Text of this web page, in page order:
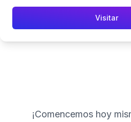
Visitar
¡Comencemos hoy